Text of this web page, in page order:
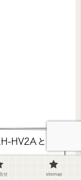
HV2Aと
せ sitemap